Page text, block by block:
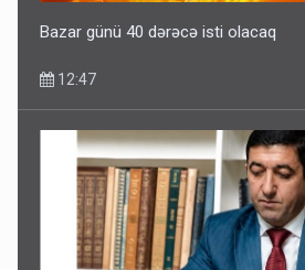
Bazar günü 40 dərəcə isti olacaq
12:47